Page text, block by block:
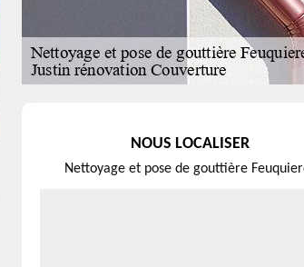
NOUS LOCALISER
Nettoyage et pose de gouttière